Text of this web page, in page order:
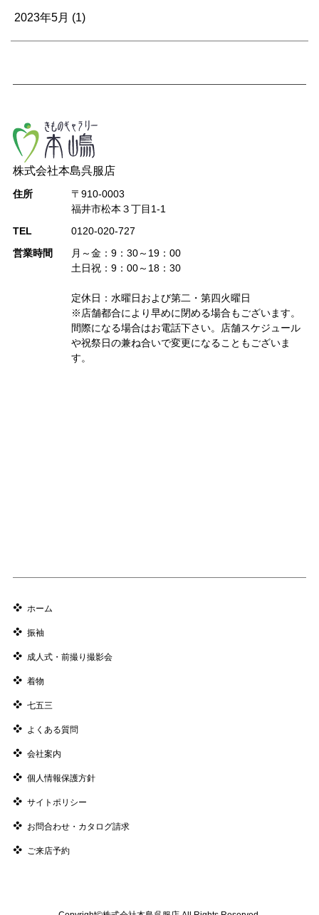
2023年5月 (1)
株式会社本島呉服店
住所
〒910-0003
福井市松本３丁目1-1
TEL
0120-020-727
営業時間
月～金：9：30～19：00
土日祝：9：00～18：30
定休日：水曜日および第二・第四火曜日
※店舗都合により早めに閉める場合もございます。
間際になる場合はお電話下さい。店舗スケジュール
や祝祭日の兼ね合いで変更になることもございま
す。
ホーム
振袖
成人式・前撮り撮影会
着物
七五三
よくある質問
会社案内
個人情報保護方針
サイトポリシー
お問合わせ・カタログ請求
ご来店予約